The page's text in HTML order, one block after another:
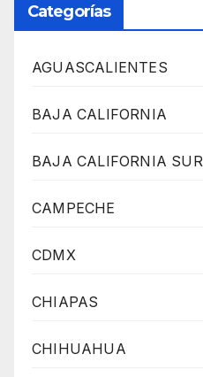
Categorías
AGUASCALIENTES
BAJA CALIFORNIA
BAJA CALIFORNIA SUR
CAMPECHE
CDMX
CHIAPAS
CHIHUAHUA